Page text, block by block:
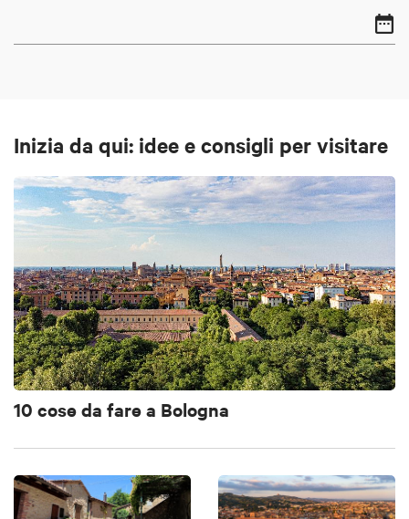
Inizia da qui: idee e consigli per visitare
10 cose da fare a Bologna